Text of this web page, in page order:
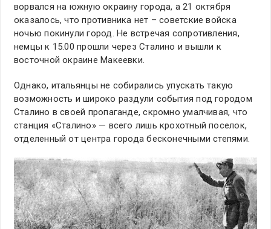
ворвался на южную окраину города, а 21 октября
оказалось, что противника нет – советские войска
ночью покинули город. Не встречая сопротивления,
немцы к 15.00 прошли через Сталино и вышли к
восточной окраине Макеевки.
Однако, итальянцы не собирались упускать такую
возможность и широко раздули события под городом
Сталино в своей пропаганде, скромно умалчивая, что
станция «Сталино» — всего лишь крохотный поселок,
отделенный от центра города бесконечными степями.